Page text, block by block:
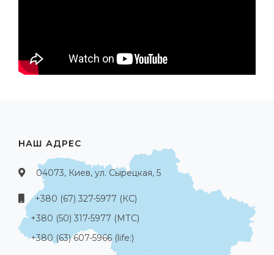
НАШ АДРЕС
04073, Киев, ул. Сырецкая, 5
+380 (67) 327-5977 (КС)
+380 (50) 317-5977 (МТС)
+380 (63) 607-5966 (life:)